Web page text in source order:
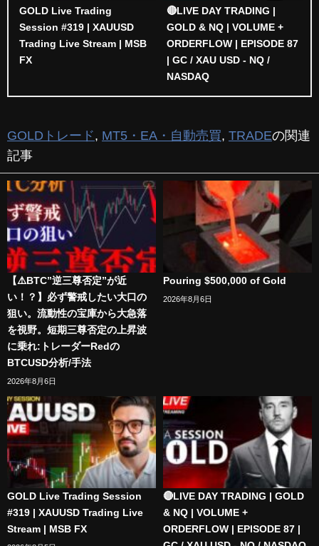
GOLD Live Trading
Session #319 | XAUUSD
Trading Live Stream | MSB
FX
🔴LIVE DAY TRADING |
GOLD & NQ | VOLUME +
ORDERFLOW | EPISODE 87
| GC / XAU USD - NQ /
NASDAQ
GOLDトレード, MT5・EA・自動売買, TRADEの関連
記事
【⚠️BTC”逆三尊否定”が近
い！？】必ず警戒したい大口の
狙い。流動性の宝庫から大急落
を視野。短期三尊否定の上昇波
に乗れ:トレーダーRedの
BTCUSD分析/手法
2026年8月6日
Pouring $500,000 of Gold
2026年8月6日
GOLD Live Trading Session
#319 | XAUUSD Trading Live
Stream | MSB FX
🔴LIVE DAY TRADING | GOLD
& NQ | VOLUME +
ORDERFLOW | EPISODE 87 |